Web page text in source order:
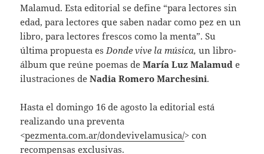
Malamud. Esta editorial se define “para lectores sin
edad, para lectores que saben nadar como pez en un
libro, para lectores frescos como la menta”. Su
última propuesta es Donde vive la música, un libro-
álbum que reúne poemas deMaría Luz Malamude
ilustraciones deNadia Romero Marchesini.
Hasta el domingo 16 de agosto la editorial está
realizando una preventa
<pezmenta.com.ar/dondevivelamusica/> con
recompensas exclusivas.